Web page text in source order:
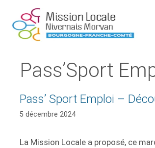
Pass’Sport
Pass’ Sport Emploi –
5 décembre 2024
La Mission Locale a proposé, ce